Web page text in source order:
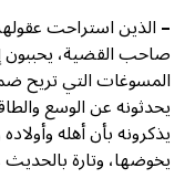
–الذين استراحت
صاحب القضية، يحببون
المسوغات التي تريح
يحدثونه عن الوسع
يذكرونه بأن أهله
يخوضها، وتارة